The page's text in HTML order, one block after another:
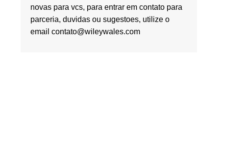
novas para vcs, para entrar em contato para
parceria, duvidas ou sugestoes, utilize o
email contato@wileywales.com